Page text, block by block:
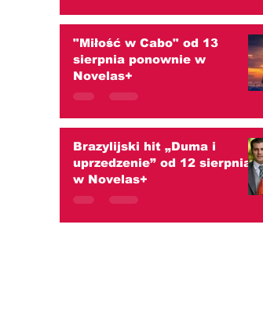
"Miłość w Cabo" od 13
sierpnia ponownie w
Novelas+
Brazylijski hit „Duma i
uprzedzenie” od 12 sierpnia
w Novelas+